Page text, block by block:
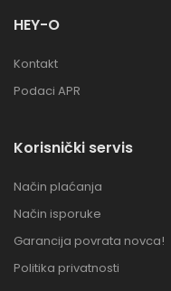
HEY-O
Kontakt
Podaci APR
Korisnički servis
Način plaćanja
Način isporuke
Garancija povrata novca!
Politika privatnosti